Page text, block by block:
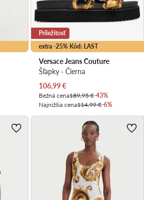
extra -25% Kód: LAST
Príležitosť
Versace Jeans Couture
Šľapky · Čierna
Aktuálna cena
106,99€
Bežná cena189,95 €-43%
Najnižšia cena114,99 €-6%